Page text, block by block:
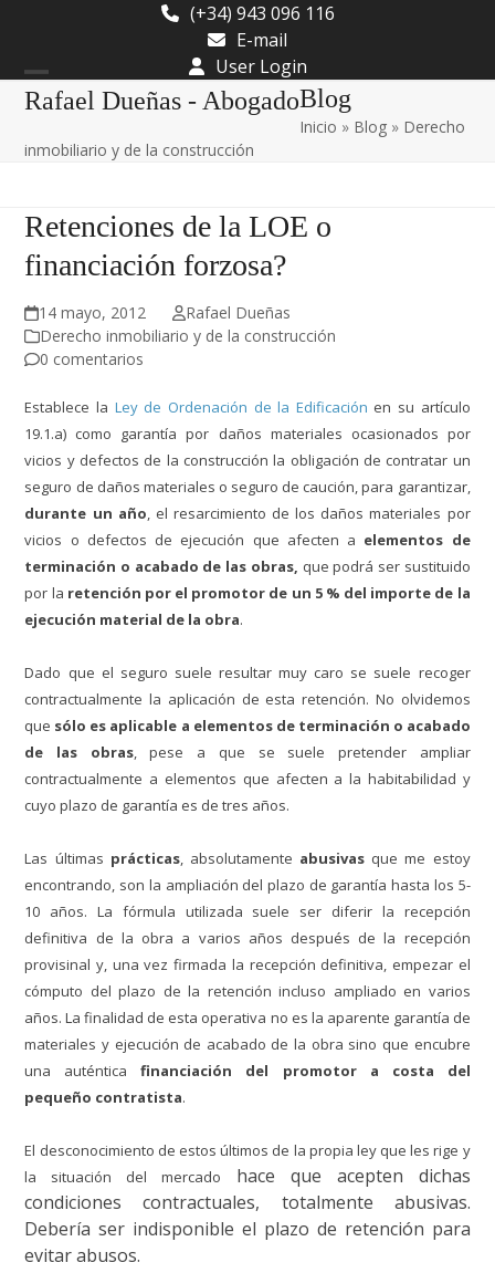
content
(+34) 943 096 116
E-mail
User Login
Rafael Dueñas - Abogado
Open
Close
Blog
Inicio » Blog » Derecho
inmobiliario y de la construcción
Retenciones de la LOE o
financiación forzosa?
14 mayo, 2012
Rafael Dueñas
Derecho inmobiliario y de la construcción
0 comentarios
Establece la Ley de Ordenación de la Edificación en su artículo
19.1.a) como garantía por daños materiales ocasionados por
vicios y defectos de la construcción la obligación de contratar un
seguro de daños materiales o seguro de caución, para garantizar,
durante un año, el resarcimiento de los daños materiales por
vicios o defectos de ejecución que afecten a elementos de
terminación o acabado de las obras, que podrá ser sustituido
por la retención por el promotor de un 5 % del importe de la
ejecución material de la obra.
Dado que el seguro suele resultar muy caro se suele recoger
contractualmente la aplicación de esta retención. No olvidemos
que sólo es aplicable a elementos de terminación o acabado
de las obras, pese a que se suele pretender ampliar
contractualmente a elementos que afecten a la habitabilidad y
cuyo plazo de garantía es de tres años.
Las últimas prácticas, absolutamente abusivas que me estoy
encontrando, son la ampliación del plazo de garantía hasta los 5-
10 años. La fórmula utilizada suele ser diferir la recepción
definitiva de la obra a varios años después de la recepción
provisinal y, una vez firmada la recepción definitiva, empezar el
cómputo del plazo de la retención incluso ampliado en varios
años. La finalidad de esta operativa no es la aparente garantía de
materiales y ejecución de acabado de la obra sino que encubre
una auténticafinanciación del promotor a costa del
pequeño contratista.
El desconocimiento de estos últimos de la propia ley que les rige y
la situación del mercado
hace que acepten dichas
condiciones contractuales, totalmente abusivas.
Debería ser indisponible el plazo de retención para
evitar abusos.